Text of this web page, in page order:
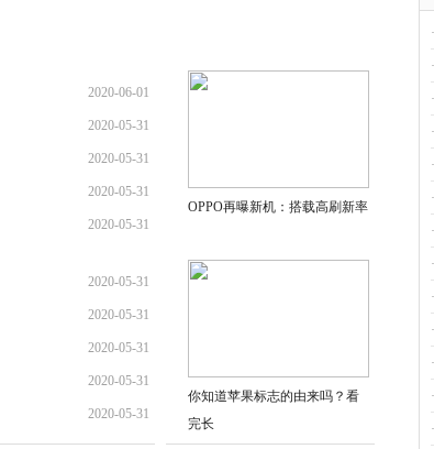
2020-06-01
2020-05-31
2020-05-31
2020-05-31
2020-05-31
2020-05-31
2020-05-31
2020-05-31
2020-05-31
2020-05-31
OPPO再曝新机：搭载高刷新率
你知道苹果标志的由来吗？看
完长
·
·
·
·
·
·
·
·
·
·
·
·
·